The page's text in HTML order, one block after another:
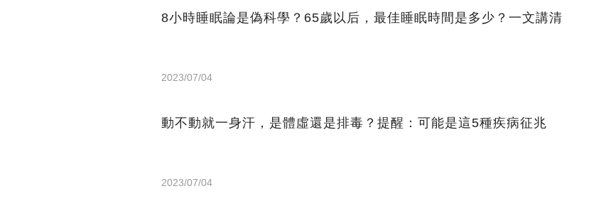
8小時睡眠論是偽科學？65歲以后，最佳睡眠時間是多少？一文講清
2023/07/04
動不動就一身汗，是體虛還是排毒？提醒：可能是這5種疾病征兆
2023/07/04